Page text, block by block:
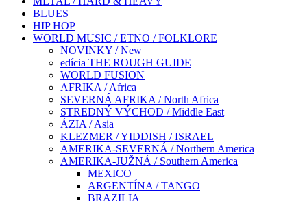
BLUES
HIP HOP
WORLD MUSIC / ETNO / FOLKLORE
NOVINKY / New
edícia THE ROUGH GUIDE
WORLD FUSION
AFRIKA / Africa
SEVERNÁ AFRIKA / North Africa
STREDNÝ VÝCHOD / Middle East
ÁZIA / Asia
KLEZMER / YIDDISH / ISRAEL
AMERIKA-SEVERNÁ / Northern America
AMERIKA-JUŽNÁ / Southern America
MEXICO
ARGENTÍNA / TANGO
BRAZILIA